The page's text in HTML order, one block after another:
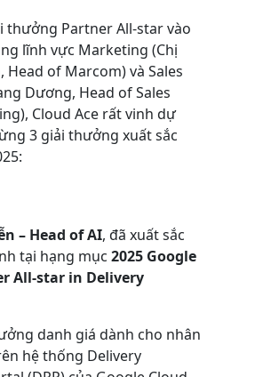
thưởng Partner All-star vào
lĩnh vực Marketing (Chị
Head of Marcom) và Sales
Dương, Head of Sales
Cloud Ace rất vinh dự
3 giải thưởng xuất sắc
– Head of AI, đã xuất sắc
tại hạng mục 2025 Google
All-star in Delivery
danh giá dành cho nhân
hệ thống Delivery